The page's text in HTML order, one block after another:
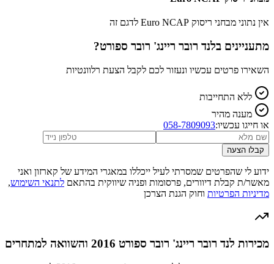
אין נתוני מבחני ריסוק Euro NCAP לדגם זה
מתעניינים בלנד רובר ריינג' רובר ספורט?
השאירו פרטים עכשיו ונעזור לכם לקבל הצעת רלוונטיות
ללא התחייבות
מענה מהיר
או חייגו עכשיו:058-7809093
קבלו הצעה
ידוע לי שהפרטים שמסרתי לעיל ייכללו במאגרי המידע של קארזון ואני
מאשר/ת קבלת דיוורים, פרסומות ופניה שיווקית בהתאם לתנאי השימוש,
מדיניות הפרטיות וחוק הגנת הצרכן
מכירות לנד רובר ריינג' רובר ספורט 2016 והשוואה למתחרים